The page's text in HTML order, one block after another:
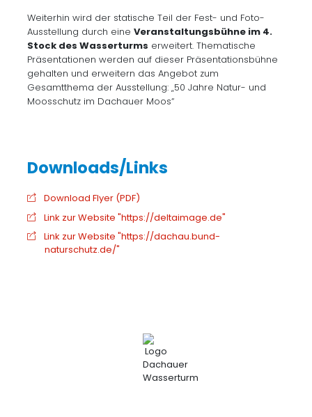
Weiterhin wird der statische Teil der Fest- und Foto-
Ausstellung durch eineVeranstaltungsbühne im 4.
Stock des Wasserturms erweitert. Thematische
Präsentationen werden auf dieser Präsentationsbühne
gehalten und erweitern das Angebot zum
Gesamtthema der Ausstellung: „50 Jahre Natur- und
Moosschutz im Dachauer Moos“
Download Flyer (PDF)
Link zur Website "https://deltaimage.de"
Link zur Website "https://dachau.bund-
naturschutz.de/"